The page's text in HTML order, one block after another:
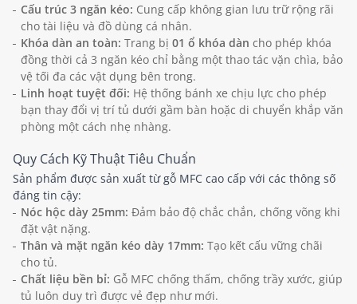
Cấu trúc 3 ngăn kéo: Cung cấp không gian lưu trữ rộng rãi
cho tài liệu và đồ dùng cá nhân.
Khóa dàn an toàn: Trang bị 01 ổ khóa dàn cho phép khóa
đồng thời cả 3 ngăn kéo chỉ bằng một thao tác vặn chìa, bảo
vệ tối đa các vật dụng bên trong.
Linh hoạt tuyệt đối: Hệ thống bánh xe chịu lực cho phép
bạn thay đổi vị trí tủ dưới gầm bàn hoặc di chuyển khắp văn
phòng một cách nhẹ nhàng.
Quy Cách Kỹ Thuật Tiêu Chuẩn
Sản phẩm được sản xuất từ gỗ MFC cao cấp với các thông số
đáng tin cậy:
Nóc hộc dày 25mm: Đảm bảo độ chắc chắn, chống võng khi
đặt vật nặng.
Thân và mặt ngăn kéo dày 17mm: Tạo kết cấu vững chãi
cho tủ.
Chất liệu bền bỉ: Gỗ MFC chống thấm, chống trầy xước, giúp
tủ luôn duy trì được vẻ đẹp như mới.